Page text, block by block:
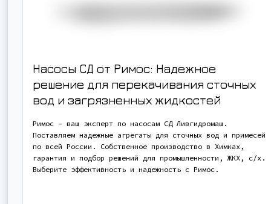
Насосы СД от Римос: Надежное
решение для перекачивания сточных
вод и загрязненных жидкостей
Римос – ваш эксперт по насосам СД Ливгидромаш.
Поставляем надежные агрегаты для сточных вод и примесей
по всей России. Собственное производство в Химках,
гарантия и подбор решений для промышленности, ЖКХ, с/х.
Выберите эффективность и надежность с Римос.